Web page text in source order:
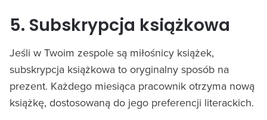
5. Subskrypcja książkowa
Jeśli w Twoim zespole są miłośnicy książek,
subskrypcja książkowa to oryginalny sposób na
prezent. Każdego miesiąca pracownik otrzyma nową
książkę, dostosowaną do jego preferencji literackich.